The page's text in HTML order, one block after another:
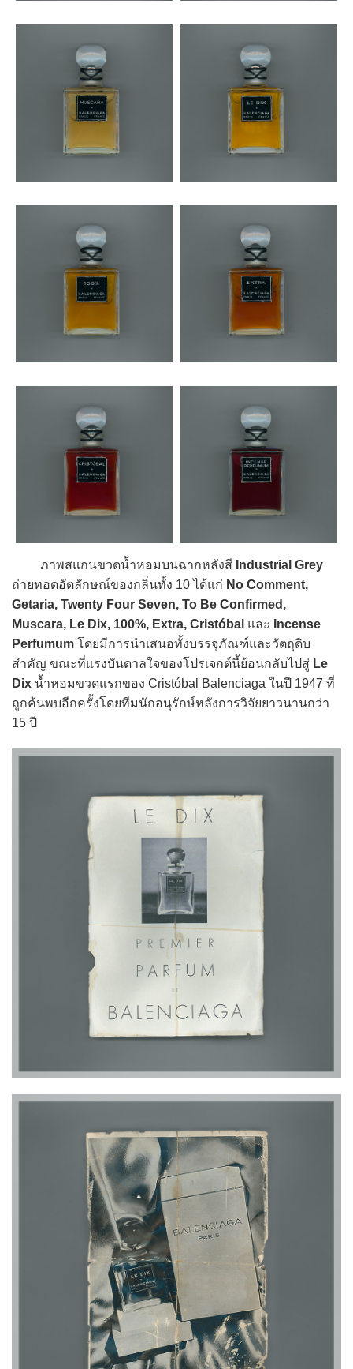
ภาพสแกนขวดน้ำหอมบนฉากหลังสี Industrial Grey
ถ่ายทอดอัตลักษณ์ของกลิ่นทั้ง 10 ได้แก่ No Comment,
Getaria, Twenty Four Seven, To Be Confirmed,
Muscara, Le Dix, 100%, Extra, Cristóbal และ
Incense
Perfumum โดยมีการนำเสนอทั้งบรรจุภัณฑ์และวัตถุดิบ
สำคัญ ขณะที่แรงบันดาลใจของโปรเจกต์นี้ย้อนกลับไปสู่ Le
Dix น้ำหอมขวดแรกของ Cristóbal Balenciaga ในปี 1947 ที่
ถูกค้นพบอีกครั้งโดยทีมนักอนุรักษ์หลังการวิจัยยาวนานกว่า
15 ปี